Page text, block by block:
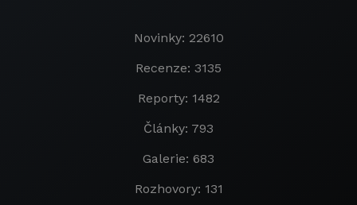
Novinky: 22610
Recenze: 3135
Reporty: 1482
Články: 793
Galerie: 683
Rozhovory: 131